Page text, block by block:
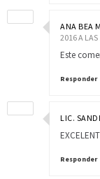
ANA BEA
2016 A
Este
Responder
LIC.
Responder